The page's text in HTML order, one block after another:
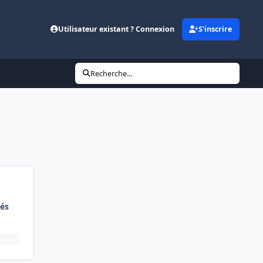
Utilisateur existant ? Connexion S’inscrire
Recherche...